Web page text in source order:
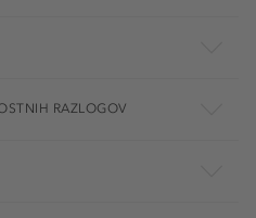
RAZLOGOV